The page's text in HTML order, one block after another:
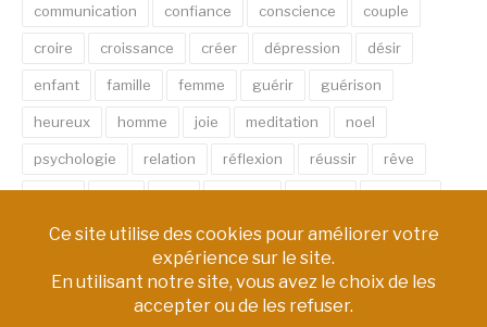
communication confiance conscience couple
croire croissance créer dépression désir
enfant famille femme guérir guérison
heureux homme joie meditation noel
psychologie relation réflexion réussir rêve
santé sexe soin spirituel succès thérapie
vie âme émotion énergie équilibre